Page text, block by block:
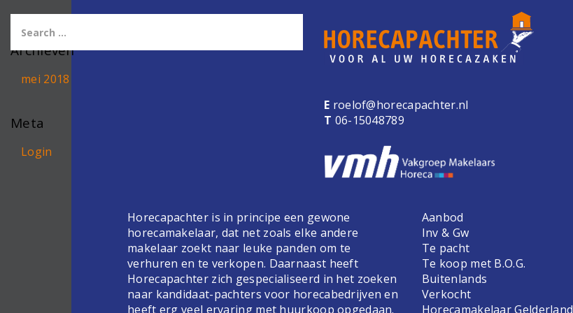
Archieven
mei 2018
Meta
Login
E roelof@horecapachter.nl
T 06-15048789
Horecapachter is in principe een gewone
horecamakelaar, dat net zoals elke andere
makelaar zoekt naar leuke panden om te
verhuren en te verkopen. Daarnaast heeft
Horecapachter zich gespecialiseerd in het zoeken
naar kandidaat-pachters voor horecabedrijven en
heeft erg veel ervaring met huurkoop opgedaan.
Aanbod
Inv & Gw
Te pacht
Te koop met B.O.G.
Buitenlands
Verkocht
Horecamakelaar Gelderland